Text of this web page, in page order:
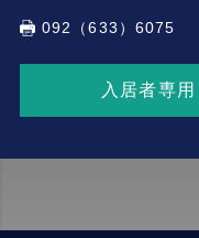
092（633）6075
入居者専